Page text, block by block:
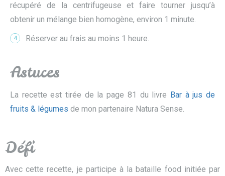
récupéré de la centrifugeuse et faire tourner jusqu’à
obtenir un mélange bien homogène, environ 1 minute.
4 Réserver au frais au moins 1 heure.
Astuces
La recette est tirée de la page 81 du livre Bar à jus de
fruits & légumes de mon partenaire Natura Sense.
Défi
Avec cette recette, je participe à la bataille food initiée par